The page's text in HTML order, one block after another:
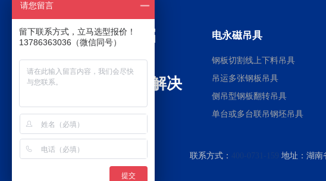
全球电永磁行业解决
方案提供商
电永磁吊具
钢板切割线上下料吊具
吊运多张钢板吊具
侧吊型钢板翻转吊具
单台或多台联吊钢坯吊具
联系方式： 地址： 湖南
请您留言
留下联系方式，立马选型报价！
13786363036（微信同号）
提交